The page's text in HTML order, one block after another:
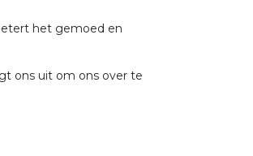
het gemoed en
ons uit om ons over te